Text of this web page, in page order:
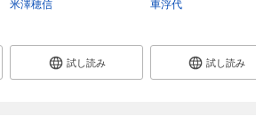
試し読み 試し読み